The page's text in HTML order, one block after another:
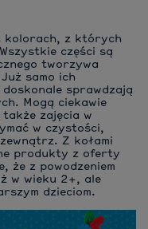
kolorach, z których
części są
tworzywa
samo ich
sprawdzają
Mogą ciekawie
także zajęcia w
w czystości,
Z kołami
produkty z oferty
że z powodzeniem
w wieku 2+, ale
dzieciom.